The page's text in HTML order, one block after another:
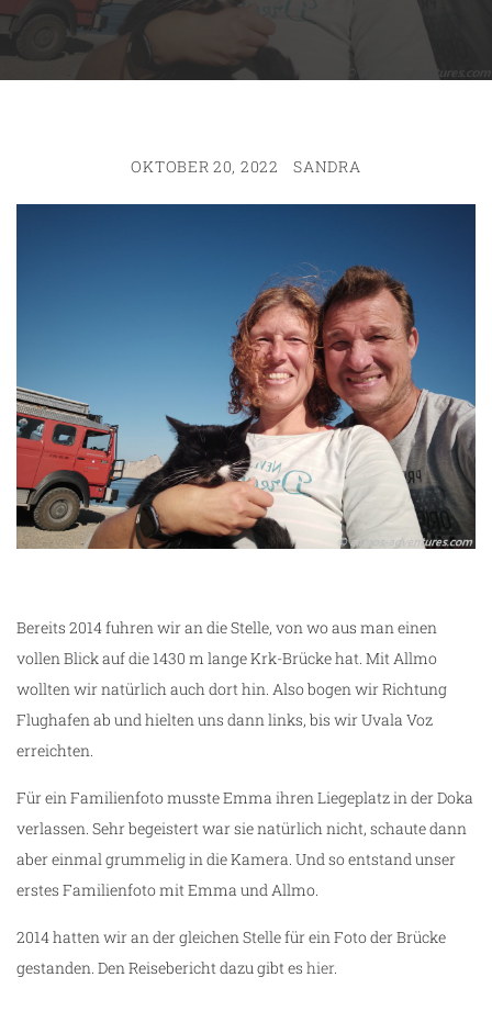
OKTOBER 20, 2022 SANDRA
Bereits 2014 fuhren wir an die Stelle, von wo aus man einen
vollen Blick auf die 1430 m lange Krk-Brücke hat. Mit Allmo
wollten wir natürlich auch dort hin. Also bogen wir Richtung
Flughafen ab und hielten uns dann links, bis wir Uvala Voz
erreichten.
Für ein Familienfoto musste Emma ihren Liegeplatz in der Doka
verlassen. Sehr begeistert war sie natürlich nicht, schaute dann
aber einmal grummelig in die Kamera. Und so entstand unser
erstes Familienfoto mit Emma und Allmo.
2014 hatten wir an der gleichen Stelle für ein Foto der Brücke
gestanden. Den Reisebericht dazu gibt es hier.